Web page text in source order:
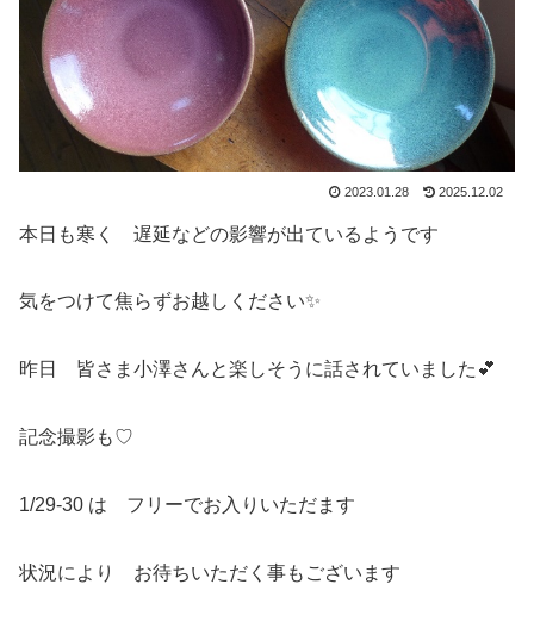
2023.01.28 2025.12.02
本日も寒く 遅延などの影響が出ているようです
気をつけて焦らずお越しください✨
昨日 皆さま小澤さんと楽しそうに話されていました💕
記念撮影も♡
1/29-30 は フリーでお入りいただます
状況により お待ちいただく事もございます